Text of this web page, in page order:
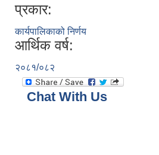
प्रकार:
कार्यपालिकाको निर्णय
आर्थिक वर्ष:
२०८१/०८२
Chat With Us